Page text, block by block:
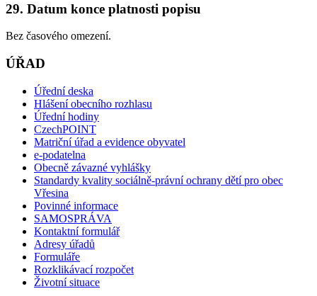
29. Datum konce platnosti popisu
Bez časového omezení.
ÚŘAD
Úřední deska
Hlášení obecního rozhlasu
Úřední hodiny
CzechPOINT
Matriční úřad a evidence obyvatel
e-podatelna
Obecně závazné vyhlášky
Standardy kvality sociálně-právní ochrany dětí pro obec
Vřesina
Povinné informace
SAMOSPRÁVA
Kontaktní formulář
Adresy úřadů
Formuláře
Rozklikávací rozpočet
Životní situace